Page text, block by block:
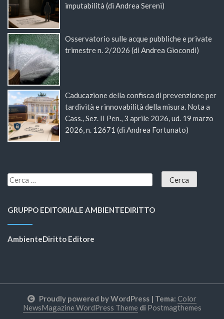
imputabilità (di Andrea Sereni)
Osservatorio sulle acque pubbliche e private
trimestre n. 2/2026 (di Andrea Giocondi)
Caducazione della confisca di prevenzione per
tardività e rinnovabilità della misura. Nota a
Cass., Sez. II Pen., 3 aprile 2026, ud. 19 marzo
2026, n. 12671 (di Andrea Fortunato)
GRUPPO EDITORIALE AMBIENTEDIRITTO
AmbienteDiritto Editore
Proudly powered by WordPress | Tema: Color
NewsMagazine WordPress Theme di Postmagthemes